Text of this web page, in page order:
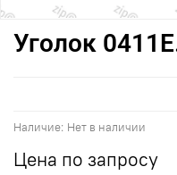
Наличие: Нет в наличии
Уголок
Цена по запросу